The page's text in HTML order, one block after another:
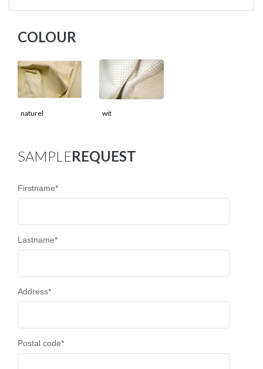
COLOUR
naturel wit
SAMPLEREQUEST
Firstname*
Lastname*
Address*
Postal code*